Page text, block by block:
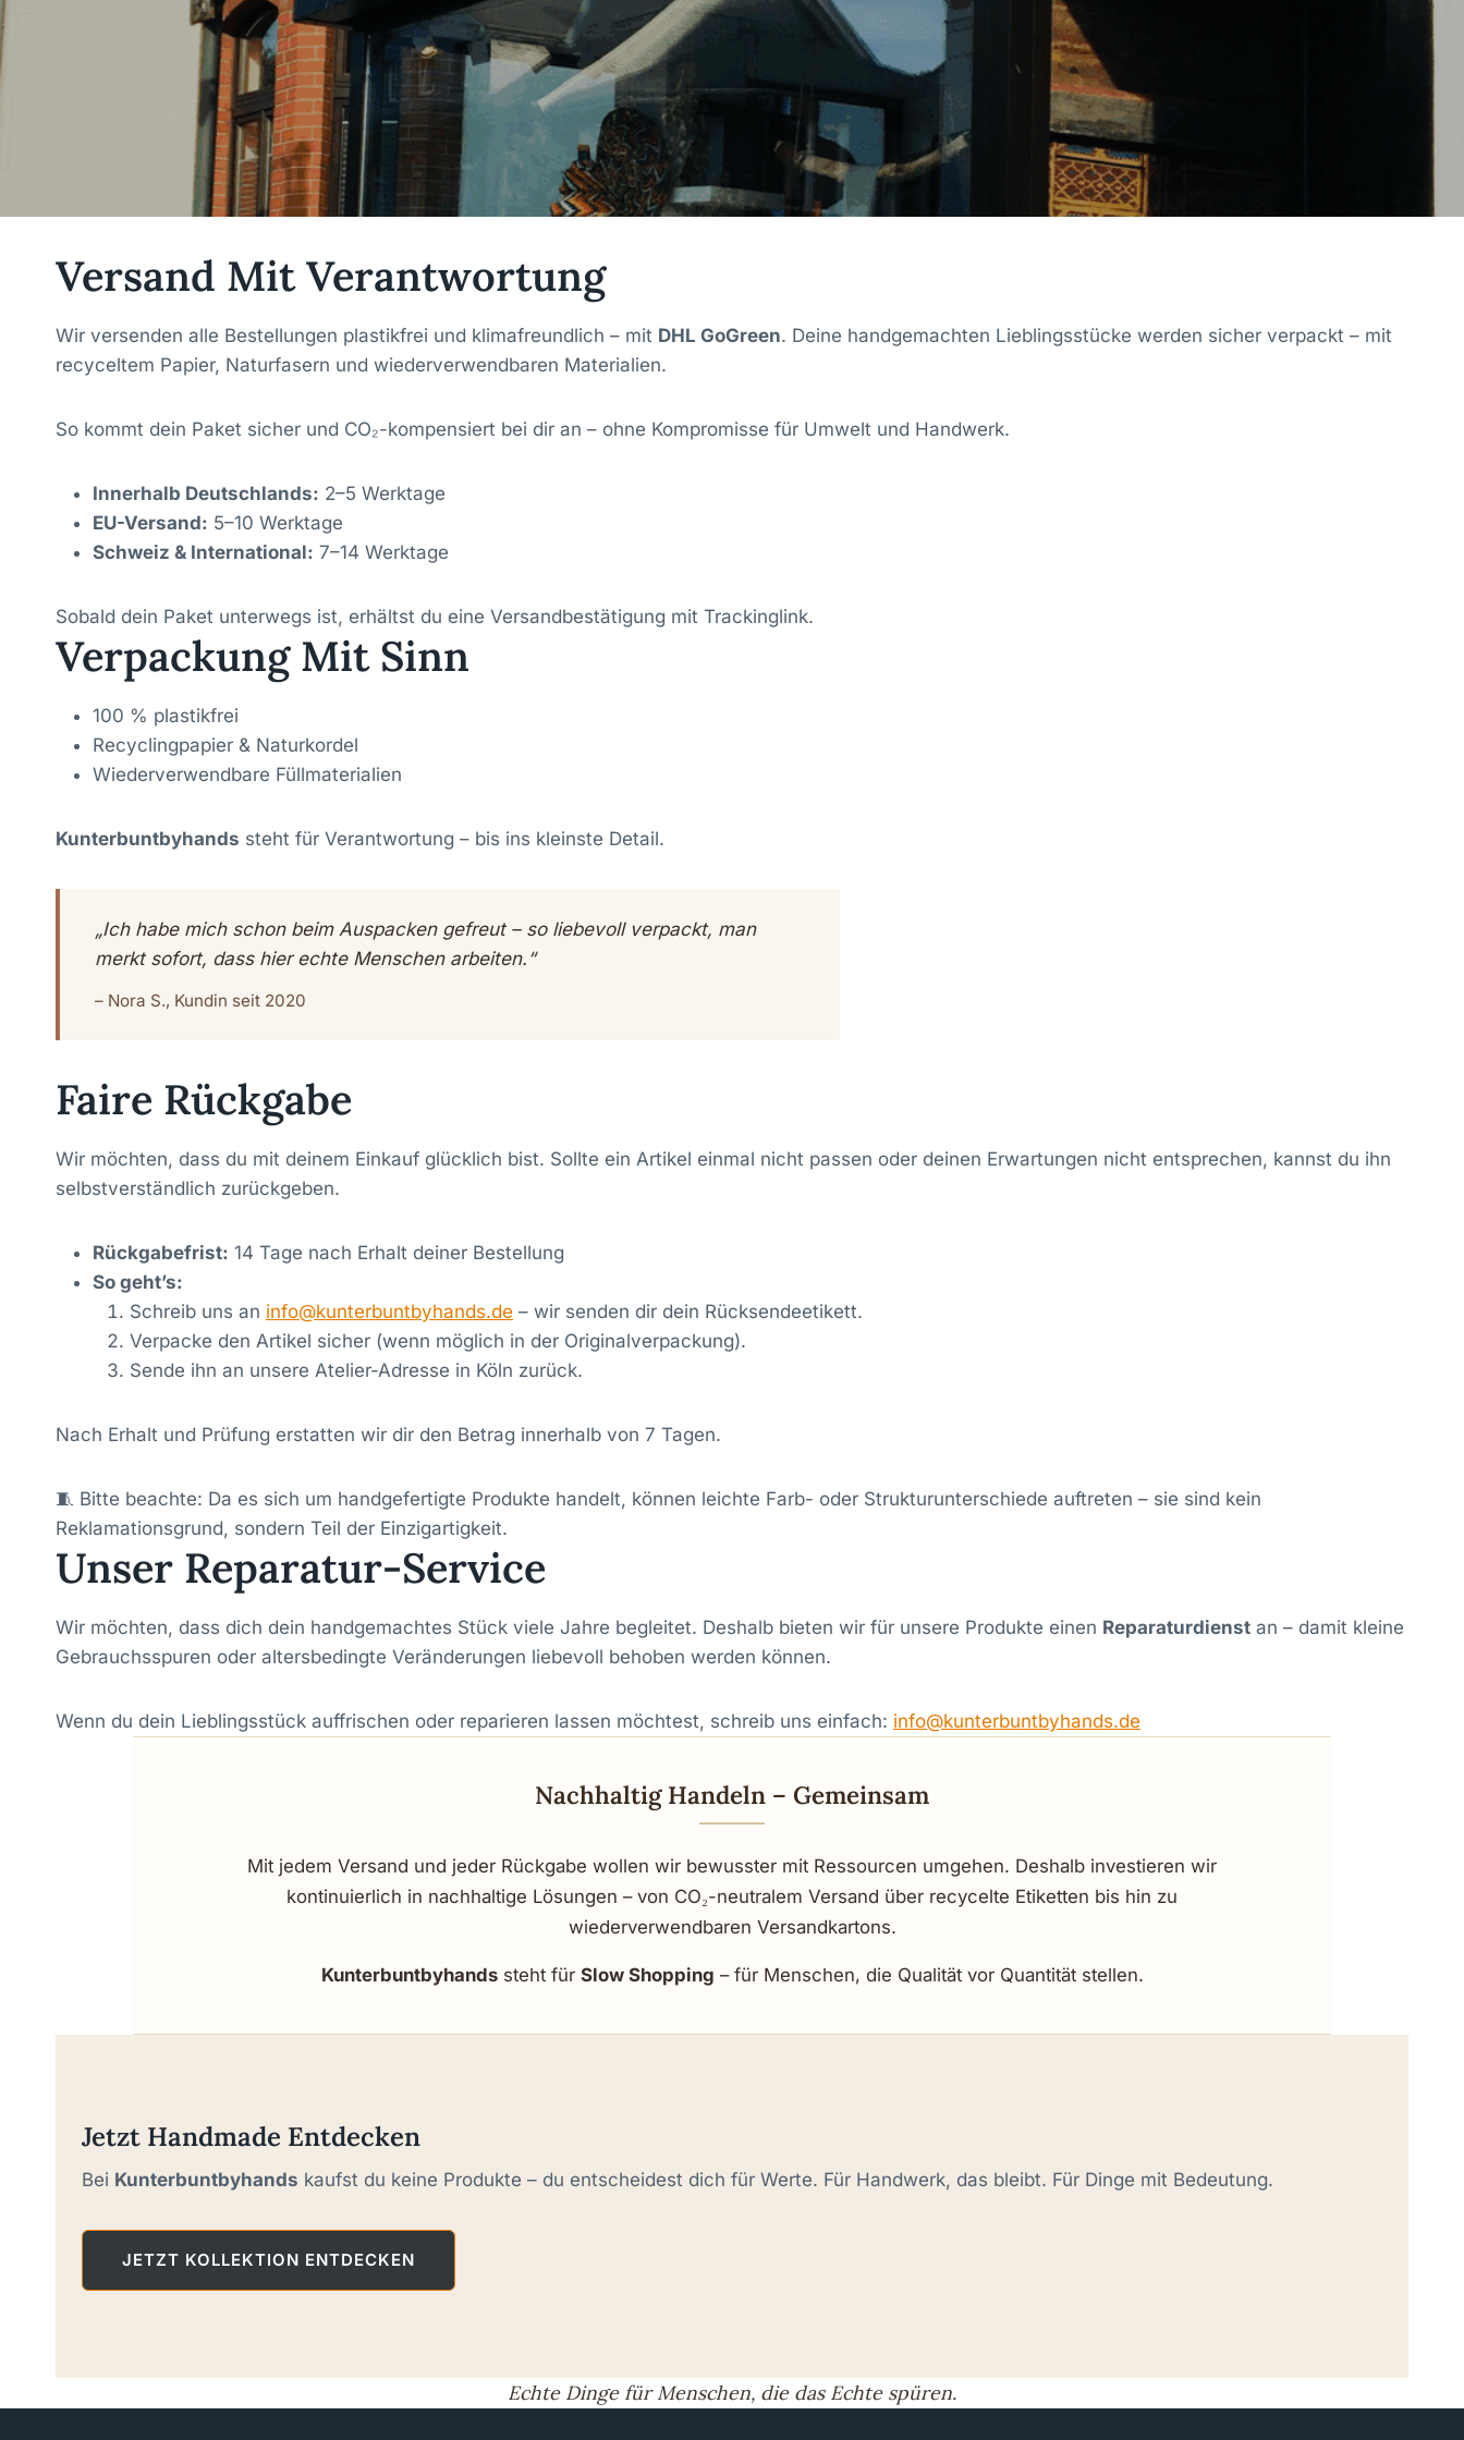
Versand Mit Verantwortung
Wir versenden alle Bestellungen plastikfrei und klimafreundlich – mit DHL GoGreen. Deine handgemachten Lieblingsstücke werden sicher verpackt – mit
recyceltem Papier, Naturfasern und wiederverwendbaren Materialien.
So kommt dein Paket sicher und CO₂-kompensiert bei dir an – ohne Kompromisse für Umwelt und Handwerk.
Innerhalb Deutschlands: 2–5 Werktage
EU-Versand: 5–10 Werktage
Schweiz & International: 7–14 Werktage
Sobald dein Paket unterwegs ist, erhältst du eine Versandbestätigung mit Trackinglink.
Verpackung Mit Sinn
100 % plastikfrei
Recyclingpapier & Naturkordel
Wiederverwendbare Füllmaterialien
Kunterbuntbyhands steht für Verantwortung – bis ins kleinste Detail.
„Ich habe mich schon beim Auspacken gefreut – so liebevoll verpackt, man
merkt sofort, dass hier echte Menschen arbeiten.“
– Nora S., Kundin seit 2020
Faire Rückgabe
Wir möchten, dass du mit deinem Einkauf glücklich bist. Sollte ein Artikel einmal nicht passen oder deinen Erwartungen nicht entsprechen, kannst du ihn
selbstverständlich zurückgeben.
Rückgabefrist: 14 Tage nach Erhalt deiner Bestellung
So geht’s:
Schreib uns an info@kunterbuntbyhands.de – wir senden dir dein Rücksendeetikett.
Verpacke den Artikel sicher (wenn möglich in der Originalverpackung).
Sende ihn an unsere Atelier-Adresse in Köln zurück.
Nach Erhalt und Prüfung erstatten wir dir den Betrag innerhalb von 7 Tagen.
🧵 Bitte beachte: Da es sich um handgefertigte Produkte handelt, können leichte Farb- oder Strukturunterschiede auftreten – sie sind kein
Reklamationsgrund, sondern Teil der Einzigartigkeit.
Unser Reparatur-Service
Wir möchten, dass dich dein handgemachtes Stück viele Jahre begleitet. Deshalb bieten wir für unsere Produkte einen Reparaturdienst an – damit kleine
Gebrauchsspuren oder altersbedingte Veränderungen liebevoll behoben werden können.
Wenn du dein Lieblingsstück auffrischen oder reparieren lassen möchtest, schreib uns einfach: info@kunterbuntbyhands.de
Nachhaltig Handeln – Gemeinsam
Mit jedem Versand und jeder Rückgabe wollen wir bewusster mit Ressourcen umgehen. Deshalb investieren wir
kontinuierlich in nachhaltige Lösungen – von CO₂-neutralem Versand über recycelte Etiketten bis hin zu
wiederverwendbaren Versandkartons.
Kunterbuntbyhandssteht für Slow Shopping – für Menschen, die Qualität vor Quantität stellen.
Jetzt Handmade Entdecken
Bei Kunterbuntbyhands kaufst du keine Produkte – du entscheidest dich für Werte. Für Handwerk, das bleibt. Für Dinge mit Bedeutung.
JETZT KOLLEKTION ENTDECKEN
Echte Dinge für Menschen, die das Echte spüren.